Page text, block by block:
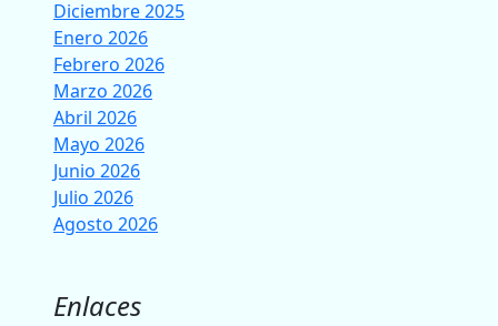
Diciembre 2025
Enero 2026
Febrero 2026
Marzo 2026
Abril 2026
Mayo 2026
Junio 2026
Julio 2026
Agosto 2026
Enlaces